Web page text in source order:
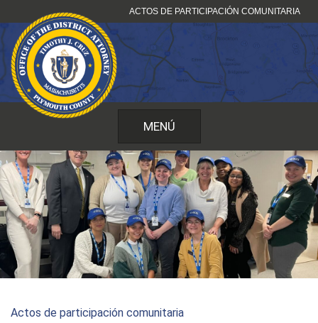
al
contenido
ACTOS DE PARTICIPACIÓN COMUNITARIA
MENÚ
Actos de participación comunitaria